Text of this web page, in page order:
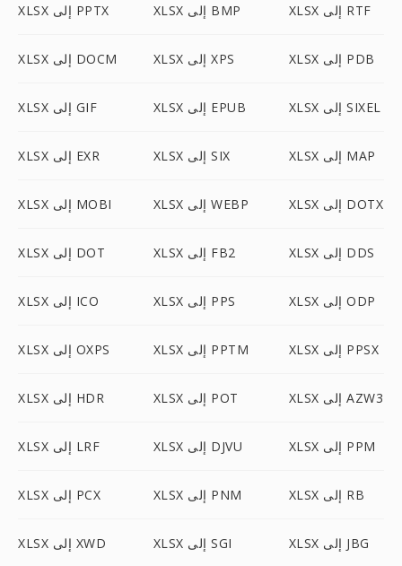
XLSX إلى PPTX XLSX إلى BMP XLSX إلى RTF
XLSX إلى DOCM XLSX إلى XPS XLSX إلى PDB
XLSX إلى GIF XLSX إلى EPUB XLSX إلى SIXEL
XLSX إلى EXR XLSX إلى SIX XLSX إلى MAP
XLSX إلى MOBI XLSX إلى WEBP XLSX إلى DOTX
XLSX إلى DOT XLSX إلى FB2 XLSX إلى DDS
XLSX إلى ICO XLSX إلى PPS XLSX إلى ODP
XLSX إلى OXPS XLSX إلى PPTM XLSX إلى PPSX
XLSX إلى HDR XLSX إلى POT XLSX إلى AZW3
XLSX إلى LRF XLSX إلى DJVU XLSX إلى PPM
XLSX إلى PCX XLSX إلى PNM XLSX إلى RB
XLSX إلى XWD XLSX إلى SGI XLSX إلى JBG